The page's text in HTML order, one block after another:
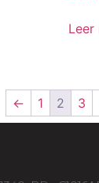
Leer
← 1 2 3